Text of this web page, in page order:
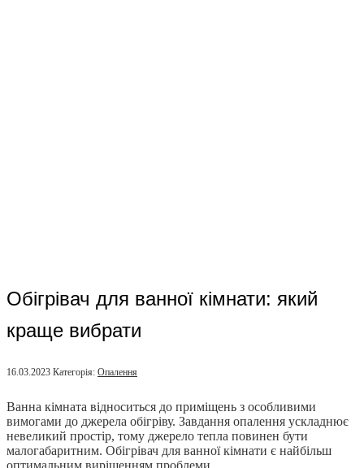
Обігрівач для ванної кімнати: який
краще вибрати
16.03.2023 Категорія: Опалення
Ванна кімната відноситься до приміщень з особливими
вимогами до джерела обігріву. Завдання опалення ускладнює
невеликий простір, тому джерело тепла повинен бути
малогабаритним. Обігрівач для ванної кімнати є найбільш